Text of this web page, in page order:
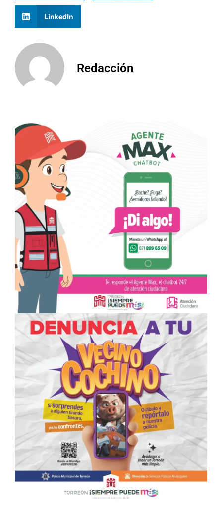
LinkedIn
Redacción